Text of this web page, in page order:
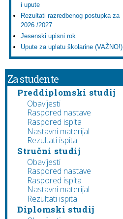
i upute
Rezultati razredbenog postupka za
2026./2027.
Jesenski upisni rok
Upute za uplatu školarine (VAŽNO!)
Za studente
Preddiplomski studij
Obavijesti
Raspored nastave
Raspored ispita
Nastavni materijal
Rezultati ispita
Stručni studij
Obavijesti
Raspored nastave
Raspored ispita
Nastavni materijal
Rezultati ispita
Diplomski studij